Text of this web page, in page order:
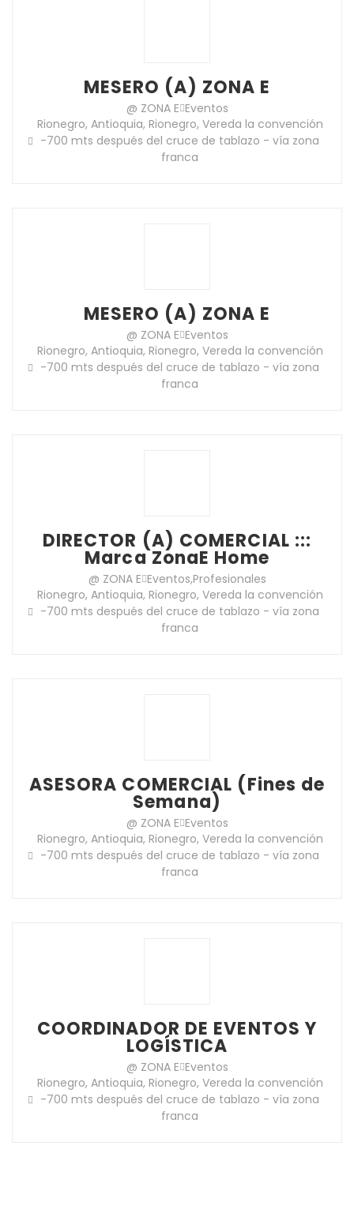
MESERO (A) ZONA E
@ ZONA E Eventos
Rionegro, Antioquia, Rionegro, Vereda la convención
-700 mts después del cruce de tablazo - vía zona
franca
MESERO (A) ZONA E
@ ZONA E Eventos
Rionegro, Antioquia, Rionegro, Vereda la convención
-700 mts después del cruce de tablazo - vía zona
franca
DIRECTOR (A) COMERCIAL :::
Marca ZonaE Home
@ ZONA E Eventos,Profesionales
Rionegro, Antioquia, Rionegro, Vereda la convención
-700 mts después del cruce de tablazo - vía zona
franca
ASESORA COMERCIAL (Fines de
Semana)
@ ZONA E Eventos
Rionegro, Antioquia, Rionegro, Vereda la convención
-700 mts después del cruce de tablazo - vía zona
franca
COORDINADOR DE EVENTOS Y
LOGÍSTICA
@ ZONA E Eventos
Rionegro, Antioquia, Rionegro, Vereda la convención
-700 mts después del cruce de tablazo - vía zona
franca